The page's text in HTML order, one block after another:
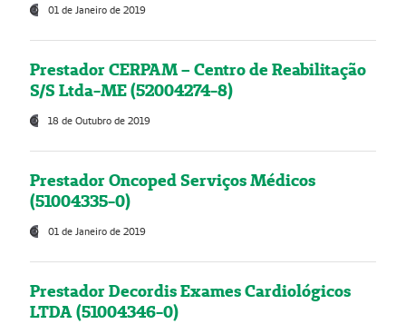
01 de Janeiro de 2019
Prestador CERPAM – Centro de Reabilitação
S/S Ltda-ME (52004274-8)
18 de Outubro de 2019
Prestador Oncoped Serviços Médicos
(51004335-0)
01 de Janeiro de 2019
Prestador Decordis Exames Cardiológicos
LTDA (51004346-0)